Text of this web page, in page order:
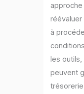
à
les
peuvent